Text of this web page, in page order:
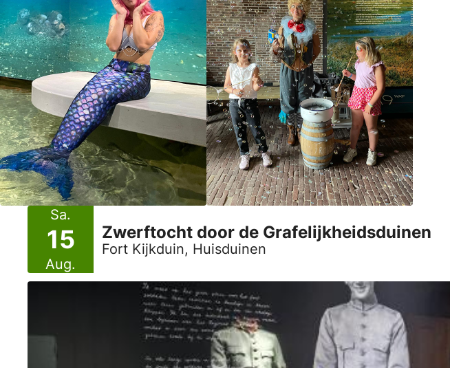
Sa.
15
Aug.
Zwerftocht door de Grafelijkheidsduinen
Fort Kijkduin, Huisduinen